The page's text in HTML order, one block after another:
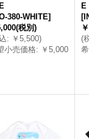
380-WHITE]
(税別)
: ￥5,500)
小売価格: ￥5,000
E
[
(